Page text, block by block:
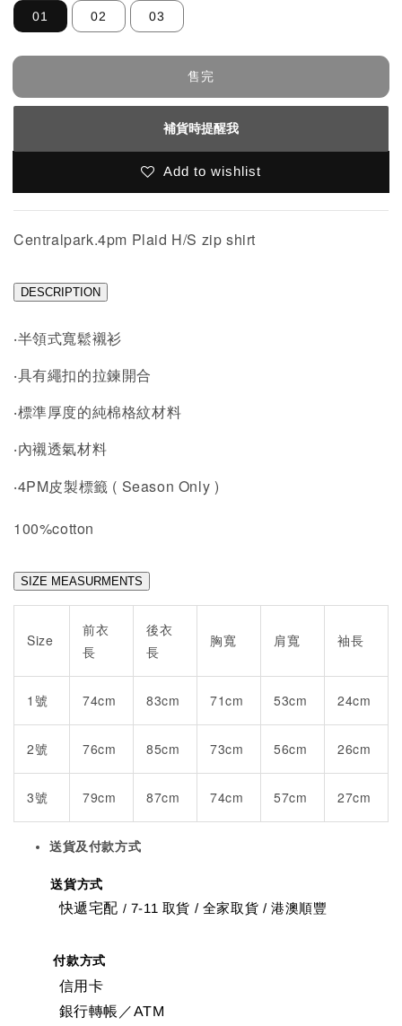
01 02 03
售完
補貨時提醒我
Add to wishlist
Centralpark.4pm Plaid H/S zip shirt
DESCRIPTION
‧半領式寬鬆襯衫
‧具有繩扣的拉鍊開合
‧標準厚度的純棉格紋材料
‧內襯透氣材料
‧4PM皮製標籤 ( Season Only )
100%cotton
SIZE MEASURMENTS
Size
前衣
長
後衣
長
胸寬 肩寬 袖長
1號 74cm 83cm 71cm 53cm 24cm
2號 76cm 85cm 73cm 56cm 26cm
3號 79cm 87cm 74cm 57cm 27cm
送貨及付款方式
送貨方式
快遞宅配 / 7-11 取貨 / 全家取貨 / 港澳順豐
付款方式
信用卡
銀行轉帳／ATM